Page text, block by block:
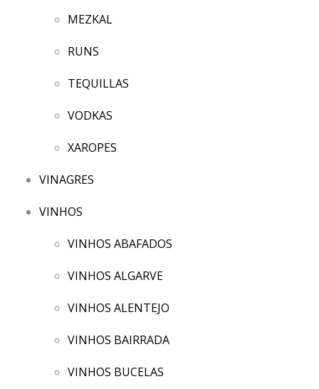
MEZKAL
RUNS
TEQUILLAS
VODKAS
XAROPES
VINAGRES
VINHOS
VINHOS ABAFADOS
VINHOS ALGARVE
VINHOS ALENTEJO
VINHOS BAIRRADA
VINHOS BUCELAS